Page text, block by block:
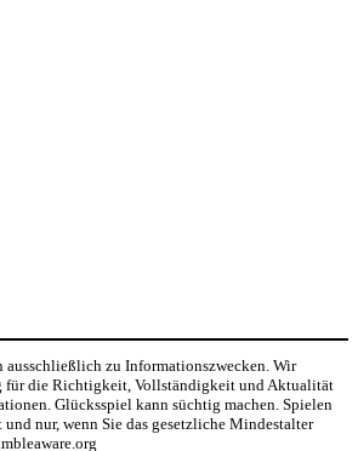
ausschließlich zu Informationszwecken. Wir
für die Richtigkeit, Vollständigkeit und Aktualität
Glücksspiel kann süchtig machen. Spielen
nur, wenn Sie das gesetzliche Mindestalter